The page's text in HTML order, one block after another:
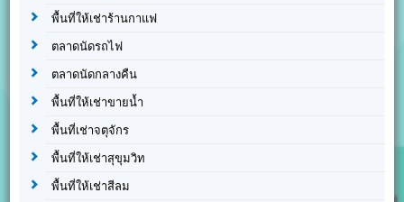
พื้นที่ให้เช่าร้านกาแฟ
ตลาดนัดรถไฟ
ตลาดนัดกลางคืน
พื้นที่ให้เช่าขายน้ำ
พื้นที่เช่าจตุจักร
พื้นที่ให้เช่าสุขุมวิท
พื้นที่ให้เช่าสีลม